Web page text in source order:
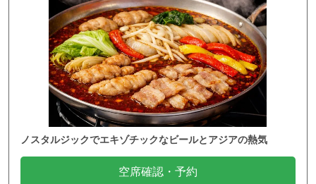
ノスタルジックでエキゾチックなビールとアジアの熱気
空席確認・予約